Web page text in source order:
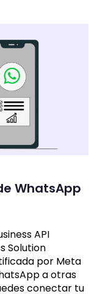
WhatsApp
API
Solution
por Meta
a otras
conectar tu